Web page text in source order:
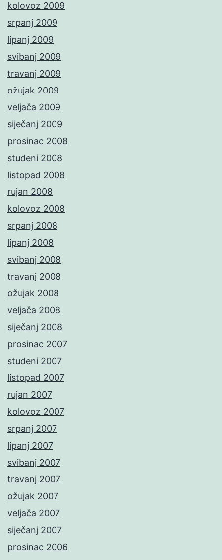
kolovoz 2009
srpanj 2009
lipanj 2009
svibanj 2009
travanj 2009
ožujak 2009
veljača 2009
siječanj 2009
prosinac 2008
studeni 2008
listopad 2008
rujan 2008
kolovoz 2008
srpanj 2008
lipanj 2008
svibanj 2008
travanj 2008
ožujak 2008
veljača 2008
siječanj 2008
prosinac 2007
studeni 2007
listopad 2007
rujan 2007
kolovoz 2007
srpanj 2007
lipanj 2007
svibanj 2007
travanj 2007
ožujak 2007
veljača 2007
siječanj 2007
prosinac 2006